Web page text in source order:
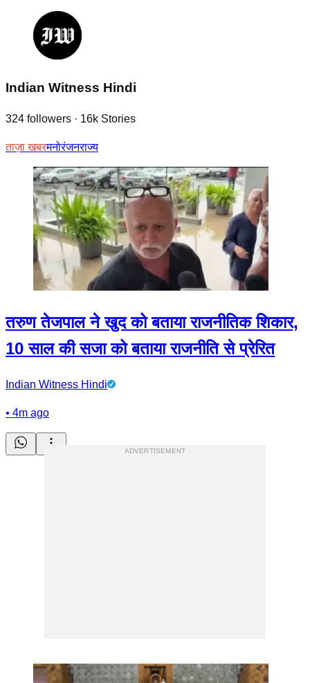
Indian Witness Hindi
324 followers · 16k Stories
ताज़ा खबरमनोरंजनराज्य
तरुण तेजपाल ने खुद को बताया राजनीतिक शिकार,
10 साल की सजा को बताया राजनीति से प्रेरित
Indian Witness Hindi
• 4m ago
ADVERTISEMENT